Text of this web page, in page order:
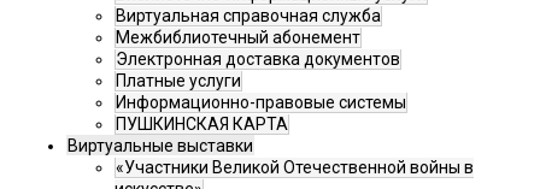
Виртуальная справочная служба
Межбиблиотечный абонемент
Электронная доставка документов
Платные услуги
Информационно-правовые системы
ПУШКИНСКАЯ КАРТА
Виртуальные выставки
«Участники Великой Отечественной войны в